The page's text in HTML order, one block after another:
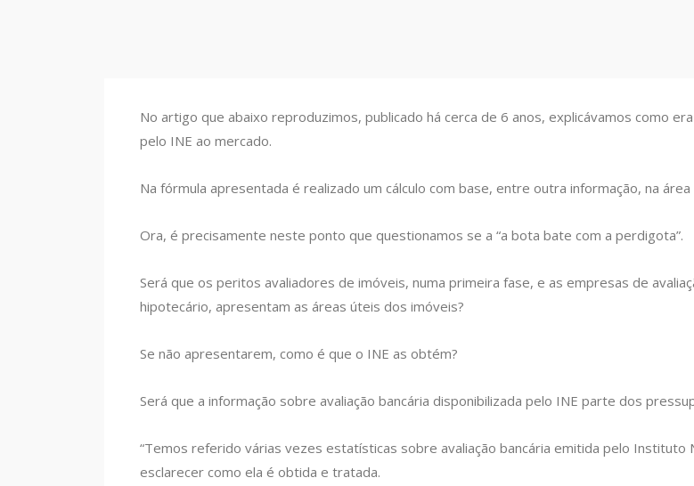
No artigo que abaixo reproduzimos, publicado há cerca de 6 anos, explicávamos como
pelo INE ao mercado.
Na fórmula apresentada é realizado um cálculo com base, entre outra informação, na
Ora, é precisamente neste ponto que questionamos se a “a bota bate com a perdigota”.
Será que os peritos avaliadores de imóveis, numa primeira fase, e as empresas de
hipotecário, apresentam as áreas úteis dos imóveis?
Se não apresentarem, como é que o INE as obtém?
Será que a informação sobre avaliação bancária disponibilizada pelo INE parte dos
“Temos referido várias vezes estatísticas sobre avaliação bancária emitida pelo
esclarecer como ela é obtida e tratada.